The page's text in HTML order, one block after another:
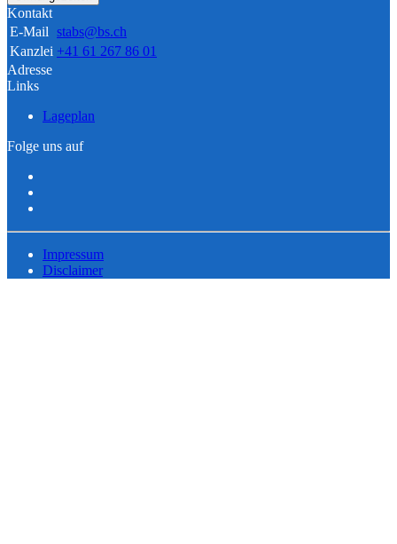
Kontakt
E-Mail stabs@bs.ch
Kanzlei +41 61 267 86 01
Adresse
Links
Lageplan
Folge uns auf
Impressum
Disclaimer